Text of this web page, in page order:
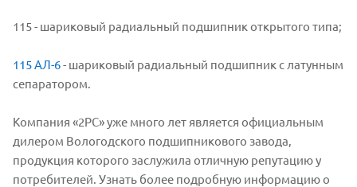
115 - шариковый радиальный подшипник открытого типа;
115 АЛ-6- шариковый радиальный подшипник с латунным
сепаратором.
Компания «2РС» уже много лет является официальным
дилером Вологодского подшипникового завода,
продукция которого заслужила отличную репутацию у
потребителей. Узнать более подробную информацию о